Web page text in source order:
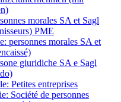
morales SA et Sagl
PME
personnes morales SA et
giuridiche SA e Sagl
Petites entreprises
Société de personnes